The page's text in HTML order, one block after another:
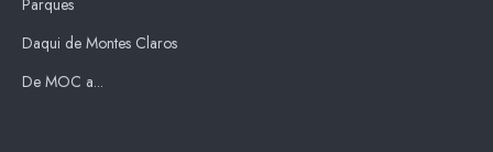
Parques
Daqui de Montes Claros
De MOC a...